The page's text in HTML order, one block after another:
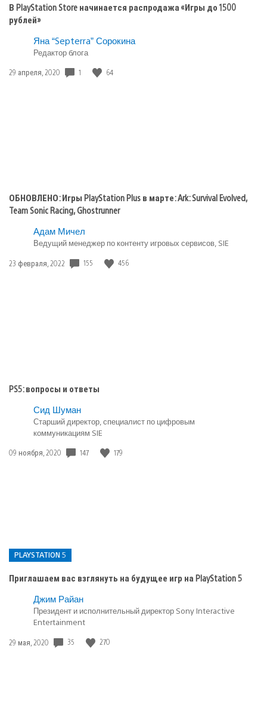
В PlayStation Store начинается распродажа «Игры до 1500
рублей»
Яна “Septerra” Сорокина
Редактор блога
Дата
29 апреля, 2020 1 64
ОБНОВЛЕНО: Игры PlayStation Plus в марте: Ark: Survival Evolved,
Team Sonic Racing, Ghostrunner
Адам Мичел
Ведущий менеджер по контенту игровых сервисов, SIE
Дата
23 февраля, 2022 155 456
PS5: вопросы и ответы
Сид Шуман
Старший директор, специалист по цифровым
коммуникациям SIE
Дата
09 ноября, 2020 147 179
PLAYSTATION 5
Приглашаем вас взглянуть на будущее игр на PlayStation 5
Опубликовано
PlayStation
5
Джим Райан
Президент и исполнительный директор Sony Interactive
Entertainment
Дата
29 мая, 2020 35 270